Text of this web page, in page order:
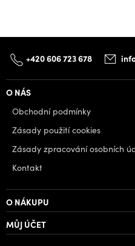
+420 606 723 678
O NÁS
Obchodní podmínky
Zásady použití cookies
Zásady zpracování osobních
Kontakt
O NÁKUPU
MŮJ ÚČET